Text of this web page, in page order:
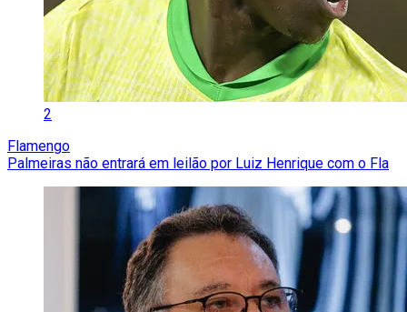
2
Flamengo
Palmeiras não entrará em leilão por Luiz Henrique com o Fla